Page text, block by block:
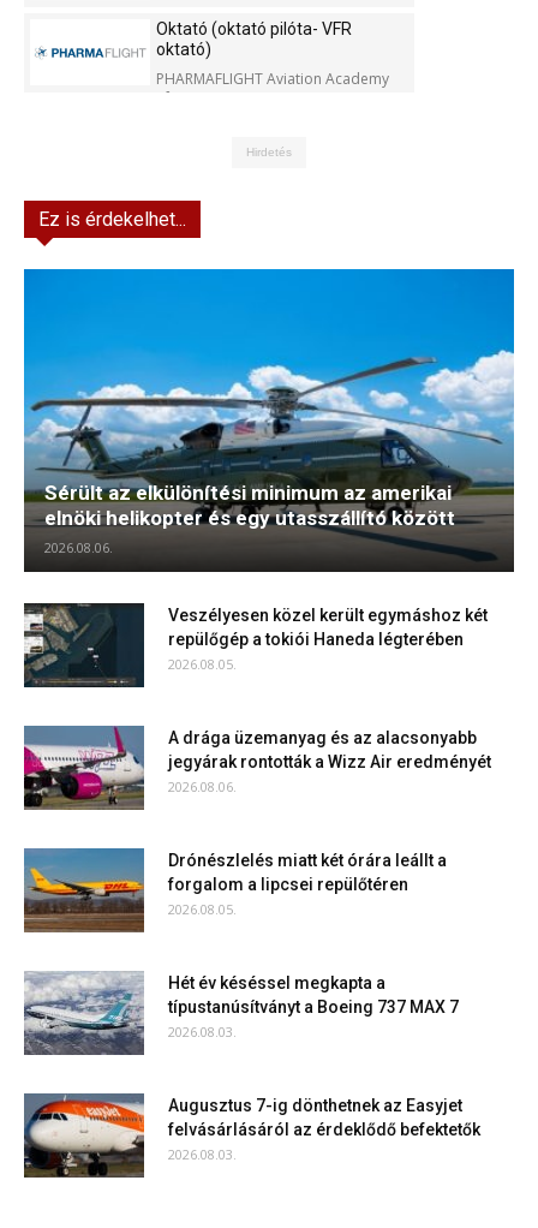
Oktató (oktató pilóta- VFR
oktató)
PHARMAFLIGHT Aviation Academy
Kft.
Hirdetés
Ez is érdekelhet...
Sérült az elkülönítési minimum az amerikai
elnöki helikopter és egy utasszállító között
2026.08.06.
Veszélyesen közel került egymáshoz két
repülőgép a tokiói Haneda légterében
2026.08.05.
A drága üzemanyag és az alacsonyabb
jegyárak rontották a Wizz Air eredményét
2026.08.06.
Drónészlelés miatt két órára leállt a
forgalom a lipcsei repülőtéren
2026.08.05.
Hét év késéssel megkapta a
típustanúsítványt a Boeing 737 MAX 7
2026.08.03.
Augusztus 7-ig dönthetnek az Easyjet
felvásárlásáról az érdeklődő befektetők
2026.08.03.